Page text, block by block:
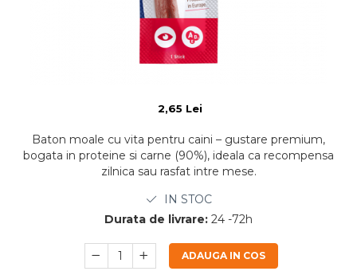
2,65 Lei
Baton moale cu vita pentru caini – gustare premium,
bogata in proteine si carne (90%), ideala ca recompensa
zilnica sau rasfat intre mese.
IN STOC
Durata de livrare: 24 -72h
ADAUGA IN COS